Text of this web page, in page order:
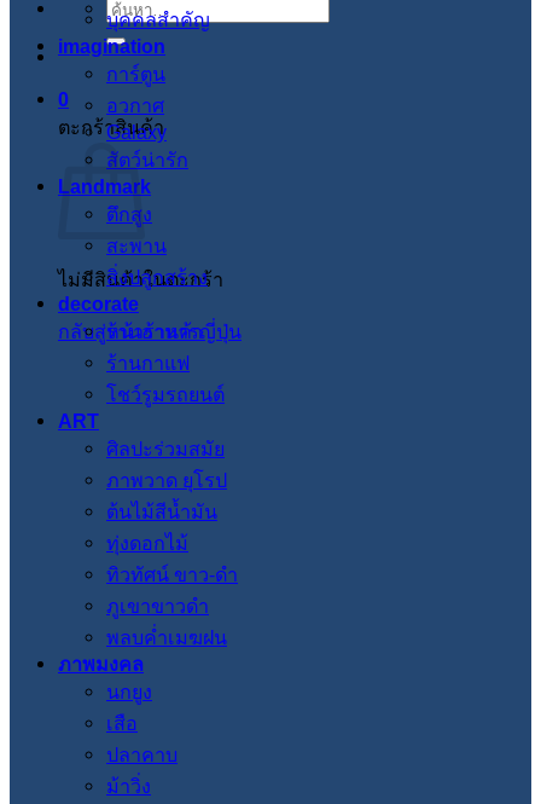
ค้นหา:
0
ตะกร้าสินค้า
ไม่มีสินค้าในตะกร้า
กลับสู่หน้าร้านค้า
บุคคลสำคัญ
imagination
การ์ตูน
อวกาศ
Galaxy
สัตว์น่ารัก
Landmark
ตึกสูง
สะพาน
สิ่งปลูกสร้าง
decorate
ร้านอาหารญี่ปุ่น
ร้านกาแฟ
โชว์รูมรถยนต์
ART
ศิลปะร่วมสมัย
ภาพวาด ยุโรป
ต้นไม้สีน้ำมัน
ทุ่งดอกไม้
ทิวทัศน์ ขาว-ดำ
ภูเขาขาวดำ
พลบค่ำเมฆฝน
ภาพมงคล
นกยูง
เสือ
ปลาคาบ
ม้าวิ่ง